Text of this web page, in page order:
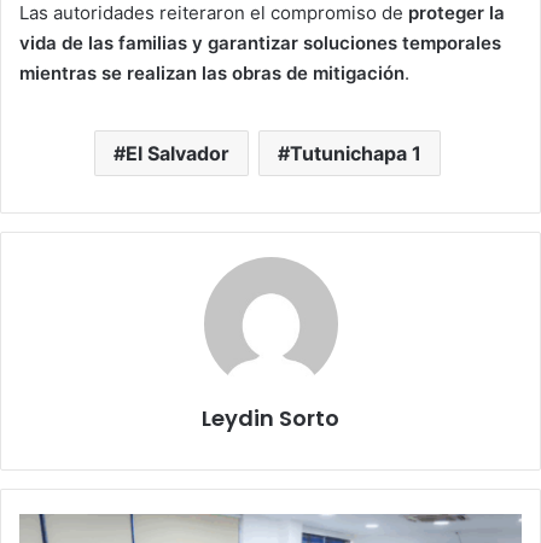
Las autoridades reiteraron el compromiso de proteger la
vida de las familias y garantizar soluciones temporales
mientras se realizan las obras de mitigación.
El Salvador Tutunichapa 1
Leydin Sorto
Nueva